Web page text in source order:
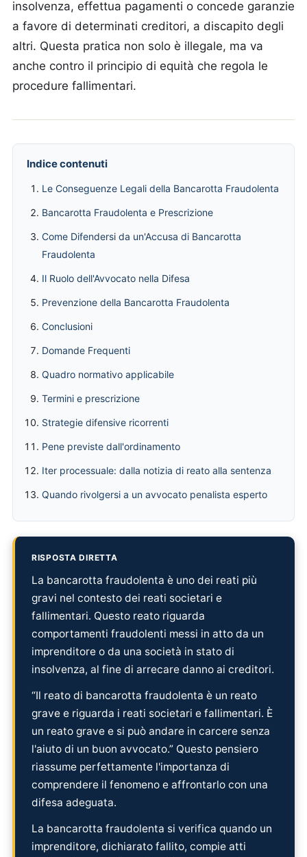
insolvenza, effettua pagamenti o concede garanzie
a favore di determinati creditori, a discapito degli
altri. Questa pratica non solo è illegale, ma va
anche contro il principio di equità che regola le
procedure fallimentari.
Indice contenuti
Le Conseguenze Legali della Bancarotta Fraudolenta
Bancarotta Fraudolenta e Prescrizione
Come Difendersi da un'Accusa di Bancarotta
Fraudolenta
Il Ruolo dell'Avvocato nella Difesa
Prevenzione della Bancarotta Fraudolenta
Conclusioni
Domande Frequenti
Quadro normativo applicabile
Termini e prescrizione
Strategie difensive ricorrenti
Pene previste dall'ordinamento
Iter processuale: dalla notizia di reato alla sentenza
Quando rivolgersi a un avvocato penalista esperto
RISPOSTA DIRETTA
La bancarotta fraudolenta è uno dei reati più
gravi nel contesto dei reati societari e
fallimentari. Questo reato riguarda
comportamenti fraudolenti messi in atto da un
imprenditore o da una società in stato di
insolvenza, al fine di arrecare danno ai creditori.
“Il reato di bancarotta fraudolenta è un reato
grave e riguarda i reati societari e fallimentari. È
un reato grave e si può andare in carcere senza
l'aiuto di un buon avvocato.” Questo pensiero
riassume perfettamente l'importanza di
comprendere il fenomeno e affrontarlo con una
difesa adeguata.
La bancarotta fraudolenta si verifica quando un
imprenditore, dichiarato fallito, compie atti